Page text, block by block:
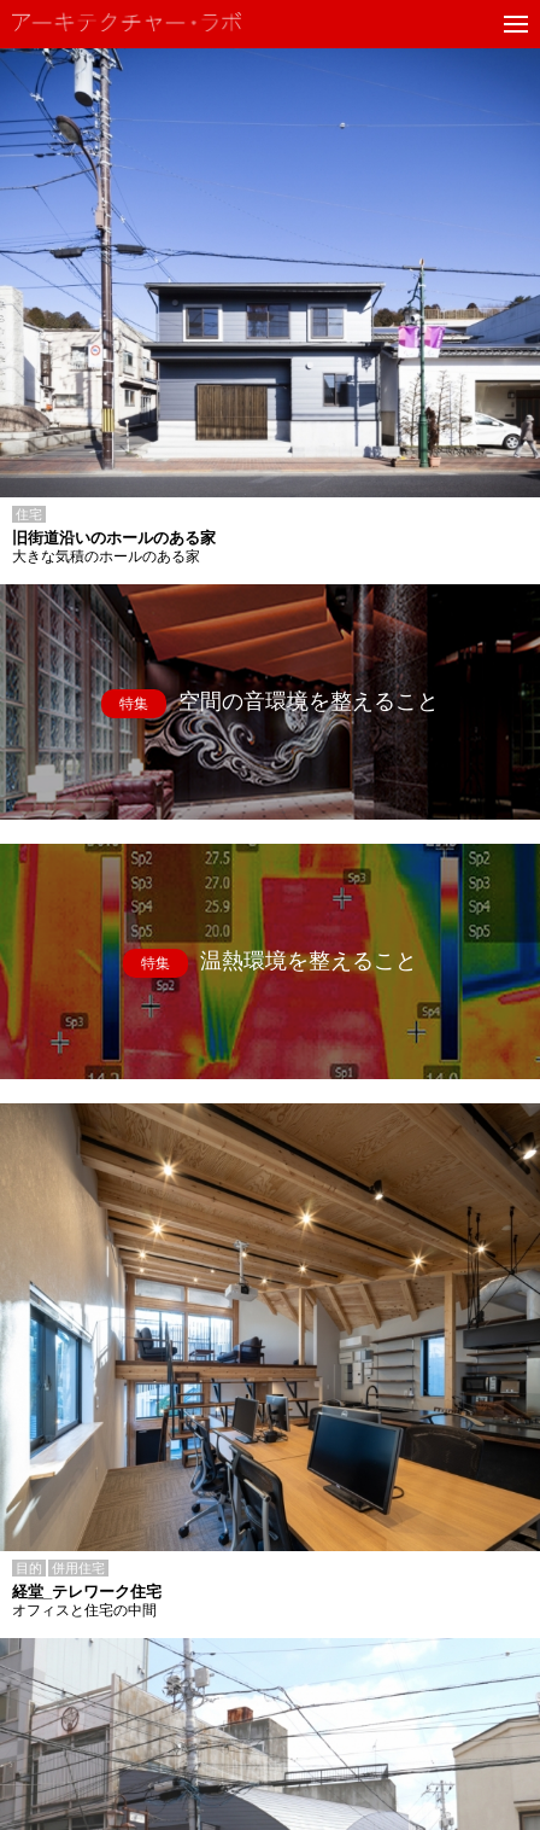
住宅
旧街道沿いのホールのある家
大きな気積のホールのある家
特集 空間の音環境を整えること
特集 温熱環境を整えること
目的 併用住宅
経堂_テレワーク住宅
オフィスと住宅の中間